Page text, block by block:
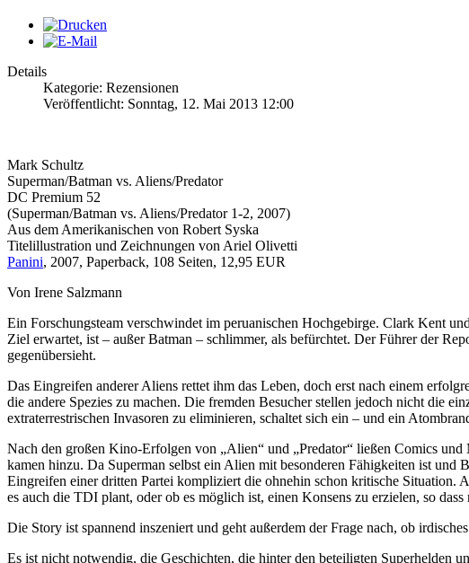
Details
Kategorie: Rezensionen
Veröffentlicht: Sonntag, 12. Mai 2013 12:00
Mark Schultz
Superman/Batman vs. Aliens/Predator
DC Premium 52
(Superman/Batman vs. Aliens/Predator 1-2, 2007)
Aus dem Amerikanischen von Robert Syska
Titelillustration und Zeichnungen von Ariel Olivetti
Panini, 2007, Paperback, 108 Seiten, 12,95 EUR
Von Irene Salzmann
Ein Forschungsteam verschwindet im peruanischen Hochgebirge. Clark Kent
Ziel erwartet, ist – außer Batman – schlimmer, als befürchtet. Der Führer der
gegenübersieht.
Das Eingreifen anderer Aliens rettet ihm das Leben, doch erst nach einem
die andere Spezies zu machen. Die fremden Besucher stellen jedoch nicht die
extraterrestrischen Invasoren zu eliminieren, schaltet sich ein – und ein
Nach den großen Kino-Erfolgen von „Alien“ und „Predator“ ließen Comics
kamen hinzu. Da Superman selbst ein Alien mit besonderen Fähigkeiten ist
Eingreifen einer dritten Partei kompliziert die ohnehin schon kritische Situation.
es auch die TDI plant, oder ob es möglich ist, einen Konsens zu erzielen, so
Die Story ist spannend inszeniert und geht außerdem der Frage nach, ob
Es ist nicht notwendig, die Geschichten, die hinter den beteiligten Superhelden